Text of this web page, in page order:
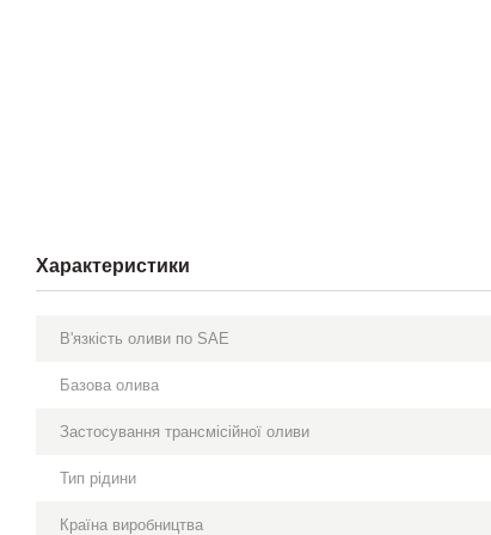
Характеристики
В'язкість оливи по SAE
Базова олива
Застосування трансмісійної оливи
Тип рідини
Країна виробництва